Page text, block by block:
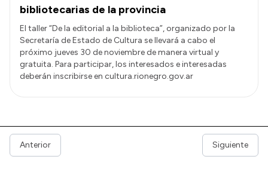
bibliotecarias de la provincia
El taller “De la editorial a la biblioteca”, organizado por la
Secretaría de Estado de Cultura se llevará a cabo el
próximo jueves 30 de noviembre de manera virtual y
gratuita. Para participar, los interesados e interesadas
deberán inscribirse en cultura.rionegro.gov.ar
Anterior Siguiente